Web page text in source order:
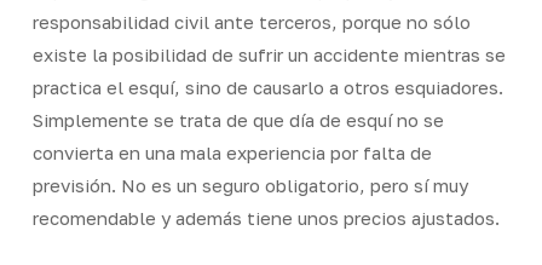
responsabilidad civil ante terceros, porque no sólo
existe la posibilidad de sufrir un accidente mientras se
practica el esquí, sino de causarlo a otros esquiadores.
Simplemente se trata de que día de esquí no se
convierta en una mala experiencia por falta de
previsión. No es un seguro obligatorio, pero sí muy
recomendable y además tiene unos precios ajustados.